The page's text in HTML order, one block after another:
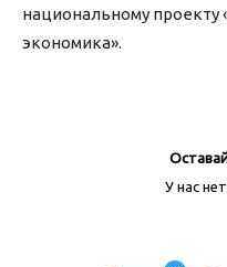
национальному проекту
экономика».
У нас